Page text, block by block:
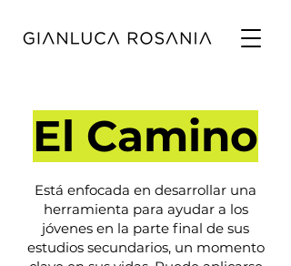
El Camino
Está enfocada en desarrollar una
herramienta para ayudar a los
jóvenes en la parte final de sus
estudios secundarios, un momento